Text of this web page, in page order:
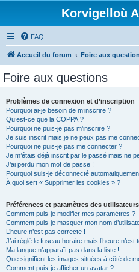
Korvigelloù
FAQ
Accueil du forum Foire aux
Foire aux questions
Problèmes de connexion et d’inscription
Pourquoi ai-je besoin de m’inscrire ?
Qu’est-ce que la COPPA ?
Pourquoi ne puis-je pas m’inscrire ?
Je suis inscrit mais je ne peux pas me
Pourquoi ne puis-je pas me connecter ?
Je m’étais déjà inscrit par le passé mais ne
J’ai perdu mon mot de passe !
Pourquoi suis-je déconnecté
À quoi sert « Supprimer les cookies » ?
Préférences et paramètres des utilisateurs
Comment puis-je modifier mes paramètres ?
Comment puis-je masquer mon nom
L’heure n’est pas correcte !
J’ai réglé le fuseau horaire mais l’heure
Ma langue n’apparaît pas dans la liste !
Que signifient les images situées à côté de
Comment puis-je afficher un avatar ?